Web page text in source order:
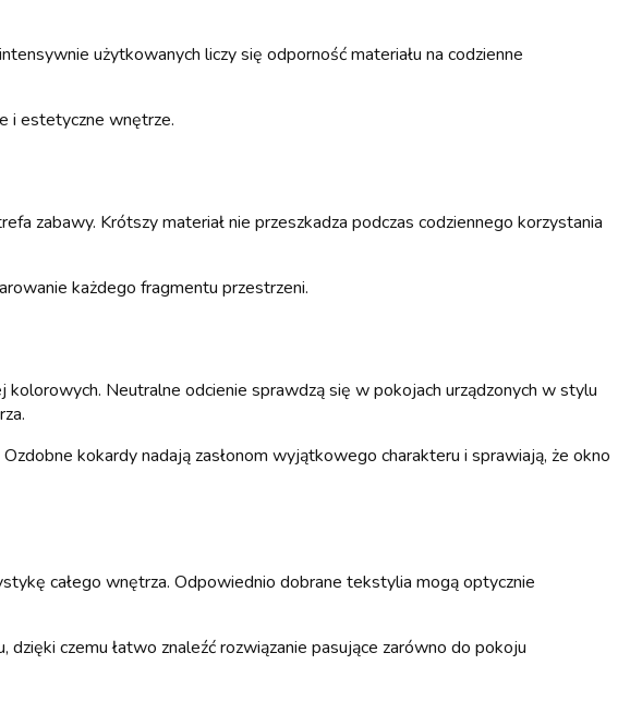
użytkowanych liczy się odporność materiału na codzienne
i estetyczne wnętrze.
zabawy. Krótszy materiał nie przeszkadza podczas codziennego korzystania
każdego fragmentu przestrzeni.
Neutralne odcienie sprawdzą się w pokojach urządzonych w stylu
Ozdobne kokardy nadają zasłonom wyjątkowego charakteru i sprawiają, że okno
całego wnętrza. Odpowiednio dobrane tekstylia mogą optycznie
czemu łatwo znaleźć rozwiązanie pasujące zarówno do pokoju